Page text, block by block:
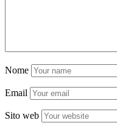
Nome
Email
Sito web